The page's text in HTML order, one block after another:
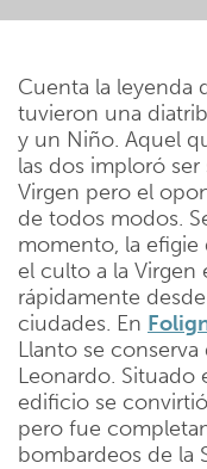
Favourites
Cuenta la leyenda
tuvieron una
y un Niño. Aquel
las dos imploró
Virgen pero el
de todos modos.
momento, la efigie
el culto a la Virgen
rápidamente
ciudades. En
Llanto se conserva
Leonardo. Situado
edificio se
pero fue
bombardeos de la